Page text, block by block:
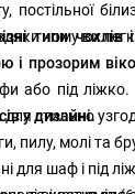
постільної
чому ви
типи чохлів
і прозорим
або під
у дизайні.
для стильно
пилу, молі та
для шаф і під